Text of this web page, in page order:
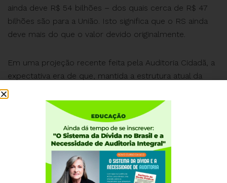
ainda deve R$ 54 bilhões – dos quais cerca de R$ 47
bilhões são para a União. Isto significa que o RS ainda
deve mais do que o valor devido originalmente.
Em uma projeção recente feita pela Auditoria Cidadã, a
expectativa era de que, mantida a estrutura atual da
dívida, o Estado conseguisse pagar a dívida apenas em
2075, isso mantidos patamares de inflação e
crescimento do PIB, o que já não seria o caso em 2015.
Em realidade, porém, a dívida da maneira que está
estruturada seria impagável. “E por que nunca vai ser
pago? Porque criamos esse sistema da dívida. A dívida